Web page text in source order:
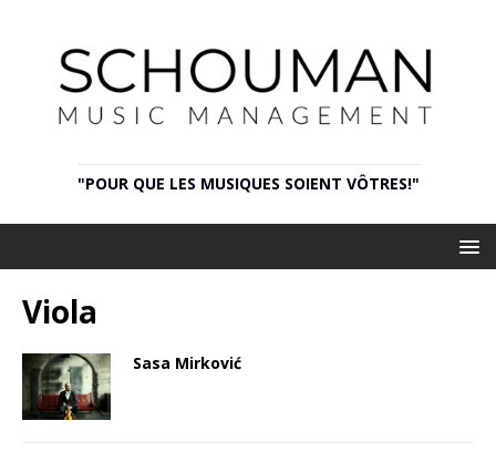
"POUR QUE LES MUSIQUES SOIENT VÔTRES!"
Viola
Sasa Mirković